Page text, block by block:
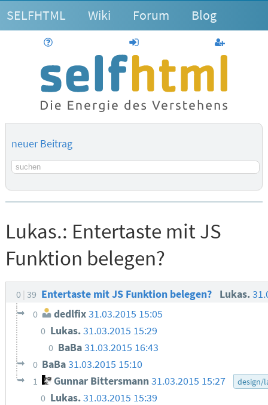
SELFHTML Wiki Forum Blog
anmelden
neuer Beitrag
Suchbegriff
Lukas.: Entertaste mit JS
Funktion belegen?
0 39 Entertaste mit JS Funktion belegen? Lukas.
0 dedlfix31.03.2015 15:05
0 Lukas.31.03.2015 15:29
0 BaBa31.03.2015 16:43
0 BaBa31.03.2015 15:10
1 Gunnar Bittersmann31.03.2015 15:27 design/
0 Lukas.31.03.2015 15:39